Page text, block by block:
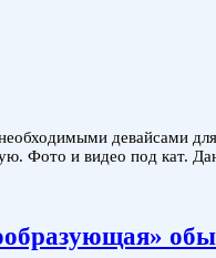
девайсами
Фото и видео под кат.